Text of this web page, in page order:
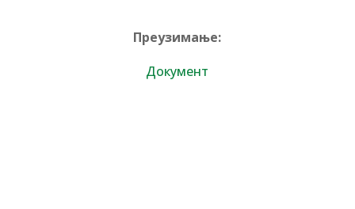
Преузимање:
Документ